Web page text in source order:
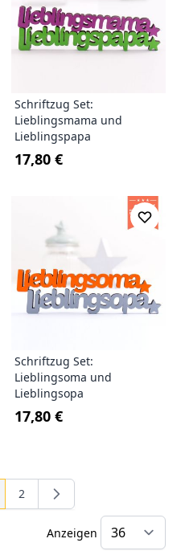
Schriftzug Set:
Lieblingsmama und
Lieblingspapa
17,80 €
Schriftzug Set:
Lieblingsoma und
Lieblingsopa
17,80 €
lesen gerade Seite
Seite
2
Anzeigen